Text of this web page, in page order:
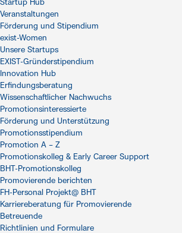
Startup Hub
Veranstaltungen
Förderung und Stipendium
exist-Women
Unsere Startups
EXIST-Gründerstipendium
Innovation Hub
Erfindungsberatung
Wissenschaftlicher Nachwuchs
Promotionsinteressierte
Förderung und Unterstützung
Promotionsstipendium
Promotion A – Z
Promotionskolleg & Early Career Support
BHT-Promotionskolleg
Promovierende berichten
FH-Personal Projekt@ BHT
Karriereberatung für Promovierende
Betreuende
Richtlinien und Formulare